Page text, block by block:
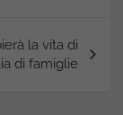
la vita di
di famiglie